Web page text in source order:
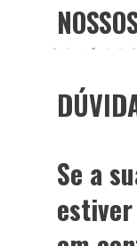
Se a